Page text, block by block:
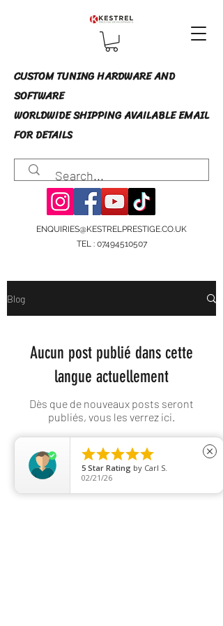
CUSTOM TUNING HARDWARE AND
SOFTWARE
WORLDWIDE SHIPPING AVAILABLE EMAIL
FOR DETAILS
ENQUIRIES@KESTRELPRESTIGE.CO.UK
TEL : 07494510507
Blog
Aucun post publié dans cette
langue actuellement
Dès que de nouveaux posts seront
publiés, vous les verrez ici.

5 Star Rating by Carl S.
02/21/26
close